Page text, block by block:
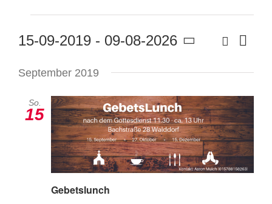
Ansichten,
Suche
Liste
15-09-2019 - 09-08-2026
wählen.
September 2019
So.
15
Gebetslunch